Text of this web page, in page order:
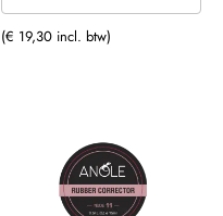
(€ 19,30 incl. btw)